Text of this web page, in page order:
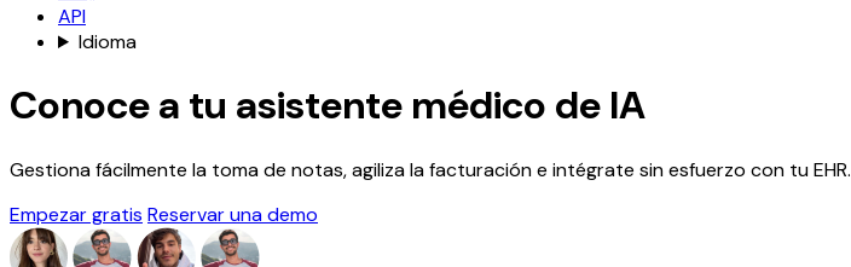
API
Idioma
Conoce a tu asistente médico de IA
Gestiona fácilmente la toma de notas, agiliza la facturación e intégrate sin esfuerzo con tu EHR.
Empezar gratis Reservar una demo